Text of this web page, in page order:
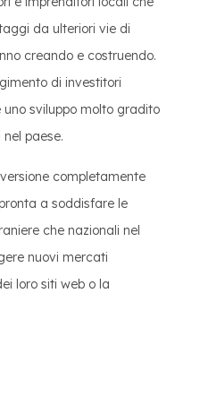
da ulteriori vie di
creando e costruendo.
di investitori
sviluppo molto gradito
paese.
completamente
a soddisfare le
che nazionali nel
nuovi mercati
loro siti web o la